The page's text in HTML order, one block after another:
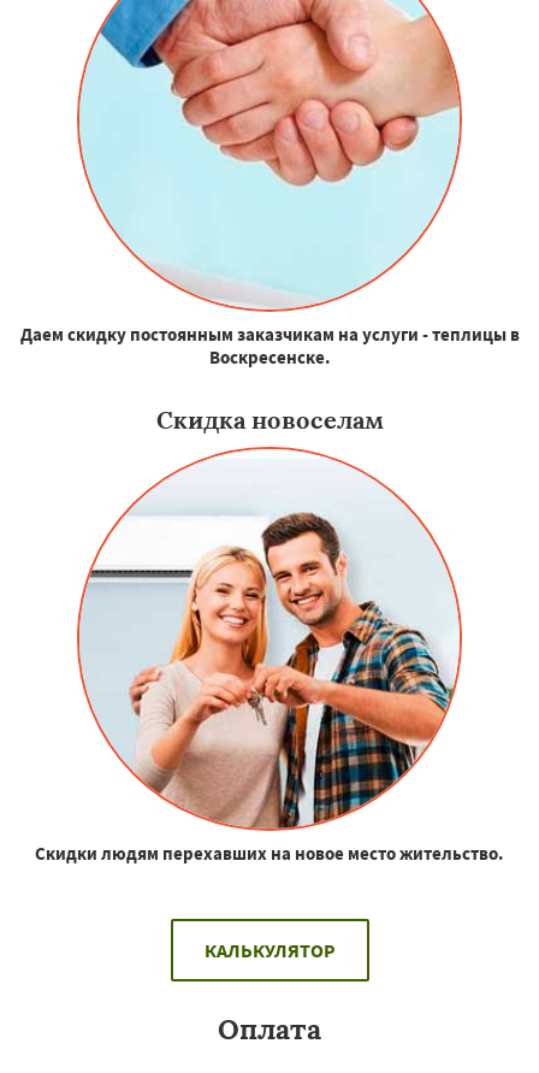
Даем скидку постоянным заказчикам на услуги - теплицы в
Воскресенске.
Скидка новоселам
Скидки людям перехавших на новое место жительство.
КАЛЬКУЛЯТОР
Оплата